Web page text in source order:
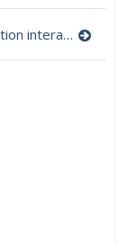
Une animation interactive pour comprendre comment est organisée une table de multiplication